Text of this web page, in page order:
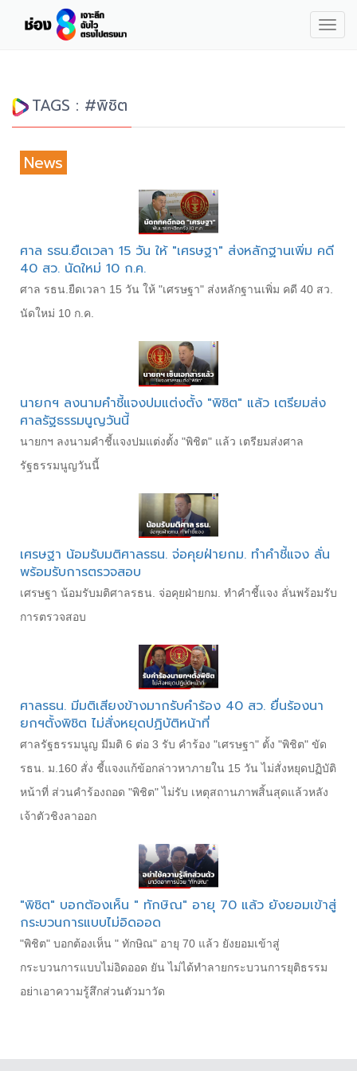
TAGS : #พิชิต
News
ศาล รธน.ยืดเวลา 15 วัน ให้ "เศรษฐา" ส่งหลักฐานเพิ่ม คดี
40 สว. นัดใหม่ 10 ก.ค.
ศาล รธน.ยืดเวลา 15 วัน ให้ "เศรษฐา" ส่งหลักฐานเพิ่ม คดี 40 สว.
นัดใหม่ 10 ก.ค.
นายกฯ ลงนามคำชี้แจงปมแต่งตั้ง "พิชิต" แล้ว เตรียมส่ง
ศาลรัฐธรรมนูญวันนี้
นายกฯ ลงนามคำชี้แจงปมแต่งตั้ง "พิชิต" แล้ว เตรียมส่งศาล
รัฐธรรมนูญวันนี้
เศรษฐา น้อมรับมติศาลรธน. จ่อคุยฝ่ายกม. ทำคำชี้แจง ลั่น
พร้อมรับการตรวจสอบ
เศรษฐา น้อมรับมติศาลรธน. จ่อคุยฝ่ายกม. ทำคำชี้แจง ลั่นพร้อมรับ
การตรวจสอบ
ศาลรธน. มีมติเสียงข้างมากรับคำร้อง 40 สว. ยื่นร้องนา
ยกฯตั้งพิชิต ไม่สั่งหยุดปฏิบัติหน้าที่
ศาลรัฐธรรมนูญ มีมติ 6 ต่อ 3 รับ คำร้อง "เศรษฐา" ตั้ง "พิชิต" ขัด
รธน. ม.160 สั่ง ชี้แจงแก้ข้อกล่าวหาภายใน 15 วัน ไม่สั่งหยุดปฏิบัติ
หน้าที่ ส่วนคำร้องถอด "พิชิต" ไม่รับ เหตุสถานภาพสิ้นสุดแล้วหลัง
เจ้าตัวชิงลาออก
"พิชิต" บอกต้องเห็น " ทักษิณ" อายุ 70 แล้ว ยังยอมเข้าสู่
กระบวนการแบบไม่อิดออด
"พิชิต" บอกต้องเห็น " ทักษิณ" อายุ 70 แล้ว ยังยอมเข้าสู่
กระบวนการแบบไม่อิดออด ยัน ไม่ได้ทำลายกระบวนการยุติธรรม
อย่าเอาความรู้สึกส่วนตัวมาวัด